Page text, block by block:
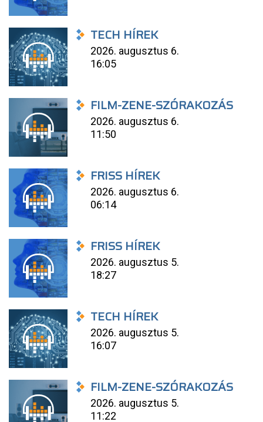
TECH HÍREK
2026. augusztus 6.
16:05
FILM-ZENE-SZÓRAKOZÁS
2026. augusztus 6.
11:50
FRISS HÍREK
2026. augusztus 6.
06:14
FRISS HÍREK
2026. augusztus 5.
18:27
TECH HÍREK
2026. augusztus 5.
16:07
FILM-ZENE-SZÓRAKOZÁS
2026. augusztus 5.
11:22